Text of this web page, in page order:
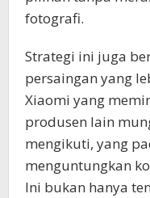
fotografi.
Strategi ini juga
persaingan yang
Xiaomi yang
produsen lain
mengikuti, yang
menguntungkan
Ini bukan hanya